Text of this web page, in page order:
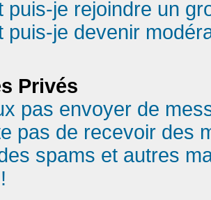
puis-je rejoindre un
puis-je devenir
Privés
pas envoyer de
pas de recevoir des
spams et autres